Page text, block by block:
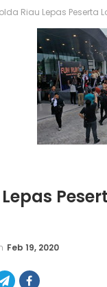
Riau Lepas Peserta
Feb 19, 2020